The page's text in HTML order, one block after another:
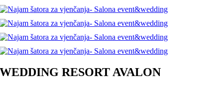
WEDDING RESORT AVALON